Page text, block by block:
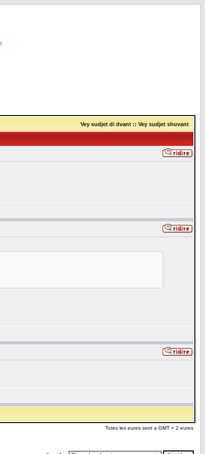
Vey sudjet di dvant :: Vey sudjet shuvant
Totes les eures sont a GMT + 2 eures